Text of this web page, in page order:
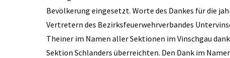
Bevölkerung eingesetzt. Worte des Dankes für die
Vertretern des Bezirksfeuerwehrverbandes
Theiner im Namen aller Sektionen im Vinschgau
Sektion Schlanders überreichten. Den Dank im